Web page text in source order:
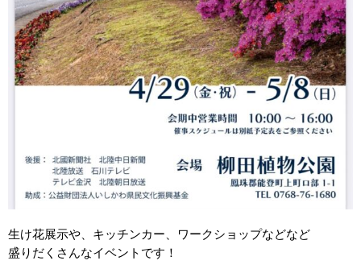
生け花展示や、キッチンカー、ワークショップなどなど
盛りだくさんなイベントです！